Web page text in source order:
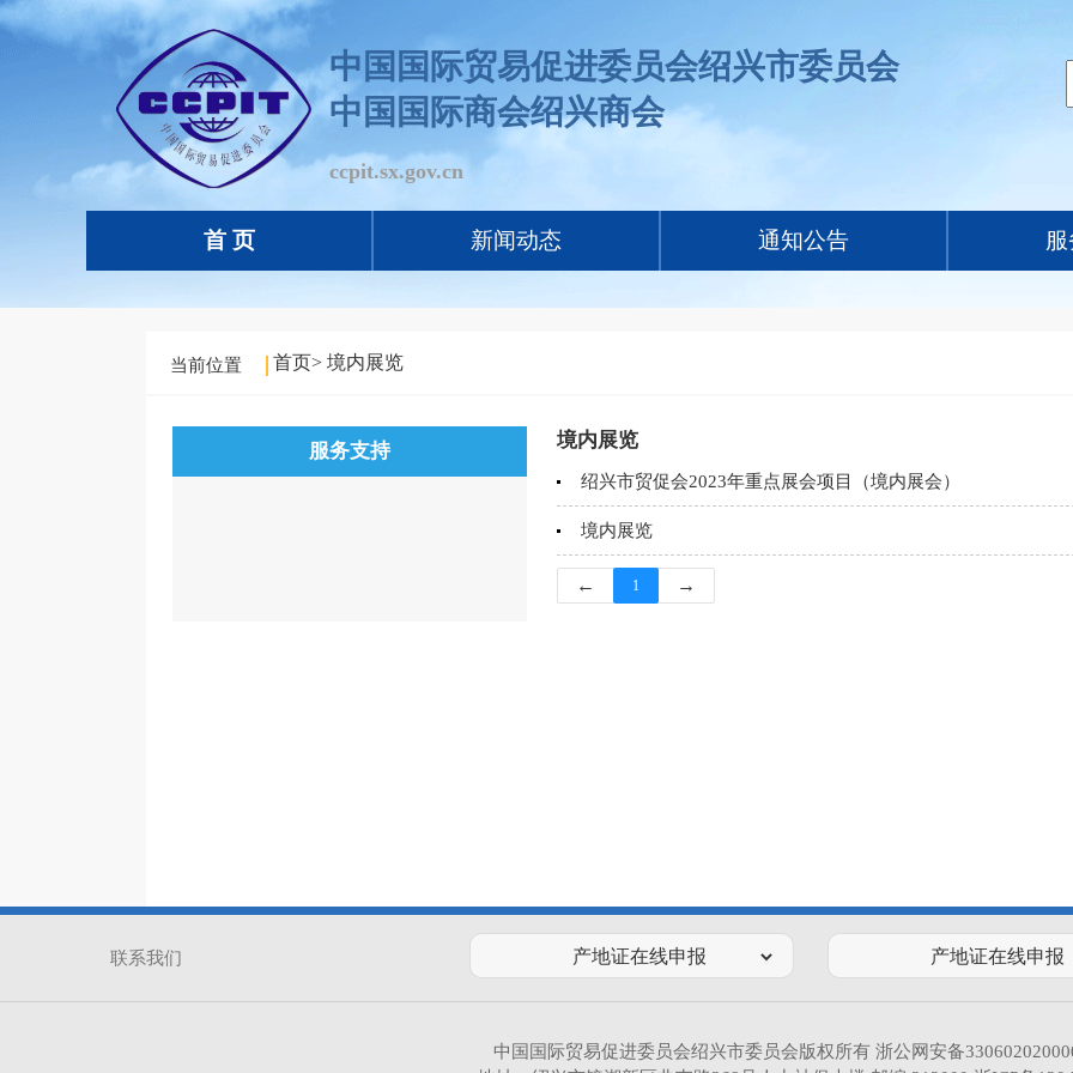
中国国际贸易促进委员会绍兴市委员会
中国国际商会绍兴商会
ccpit.sx.gov.cn
首 页 新闻动态 通知公告
当前位置 首页> 境内展览
服务支持 境内展览
绍兴市贸促会2023年重点展会项目（境内展会）
境内展览
← 1 →
联系我们
中国国际贸易促进委员会绍兴市委员会版权所有 浙公网安备